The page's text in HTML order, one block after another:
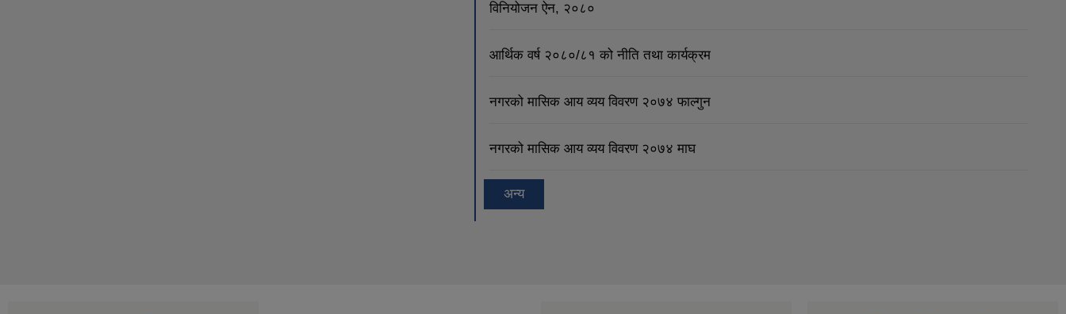
विनियोजन ऐन, २०८०
आर्थिक वर्ष २०८०/८१ को नीति तथा कार्यक्रम
नगरको मासिक आय व्यय विवरण २०७४ फाल्गुन
नगरको मासिक आय व्यय विवरण २०७४ माघ
अन्य